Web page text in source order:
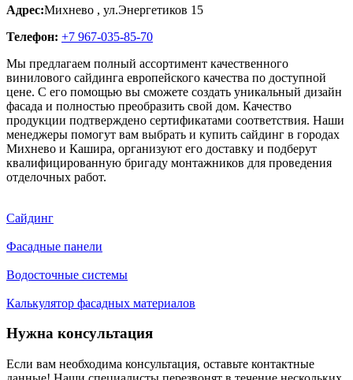
Адрес:Михнево , ул.Энергетиков 15
Телефон: +7 967-035-85-70
Мы предлагаем полный ассортимент качественного
винилового сайдинга европейского качества по доступной
цене. С его помощью вы сможете создать уникальный дизайн
фасада и полностью преобразить свой дом. Качество
продукции подтверждено сертификатами соответствия. Наши
менеджеры помогут вам выбрать и купить сайдинг в городах
Михнево и Кашира, организуют его доставку и подберут
квалифицированную бригаду монтажников для проведения
отделочных работ.
Сайдинг
Фасадные панели
Водосточные системы
Калькулятор фасадных материалов
Нужна консультация
Если вам необходима консультация, оставьте контактные